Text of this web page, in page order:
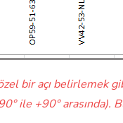
bir açı belirlemek
ile +90° arasında).